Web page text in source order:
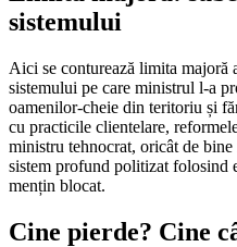
sistemului
Aici se conturează limita majoră
sistemului pe care ministrul l-a
oamenilor-cheie din teritoriu și
cu practicile clientelare,
ministru tehnocrat, oricât de
sistem profund politizat folosind
mențin blocat.
Cine pierde? Cine